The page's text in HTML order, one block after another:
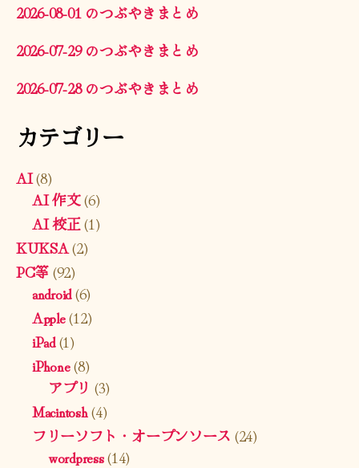
2026-08-01 のつぶやきまとめ
2026-07-29 のつぶやきまとめ
2026-07-28 のつぶやきまとめ
カテゴリー
AI(8)
AI 作文(6)
AI 校正(1)
KUKSA(2)
PC等(92)
android(6)
Apple(12)
iPad(1)
iPhone(8)
アプリ (3)
Macintosh(4)
フリーソフト・オープンソース (24)
wordpress(14)